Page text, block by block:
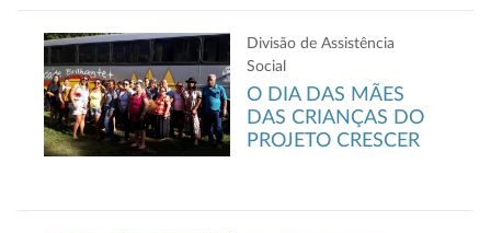
Divisão de Assistência
Social
O DIA DAS MÃES
DAS CRIANÇAS DO
PROJETO CRESCER